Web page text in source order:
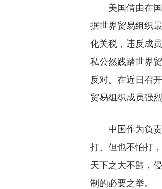
美国借由在国
据世界贸易组织
化关税，违反成
私公然践踏世界
反对。在近日召
贸易组织成员强
中国作为负责
打、但也不怕打
天下之大不韪，
制的必要之举。